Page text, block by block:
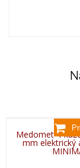
Medomet 4-
mm elektrický